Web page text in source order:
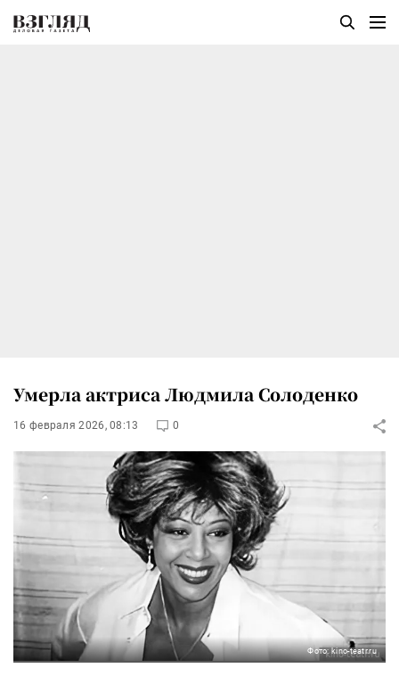
Умерла актриса Людмила Солоденко
16 февраля 2026, 08:13 0
Фото: kino-teatr.ru